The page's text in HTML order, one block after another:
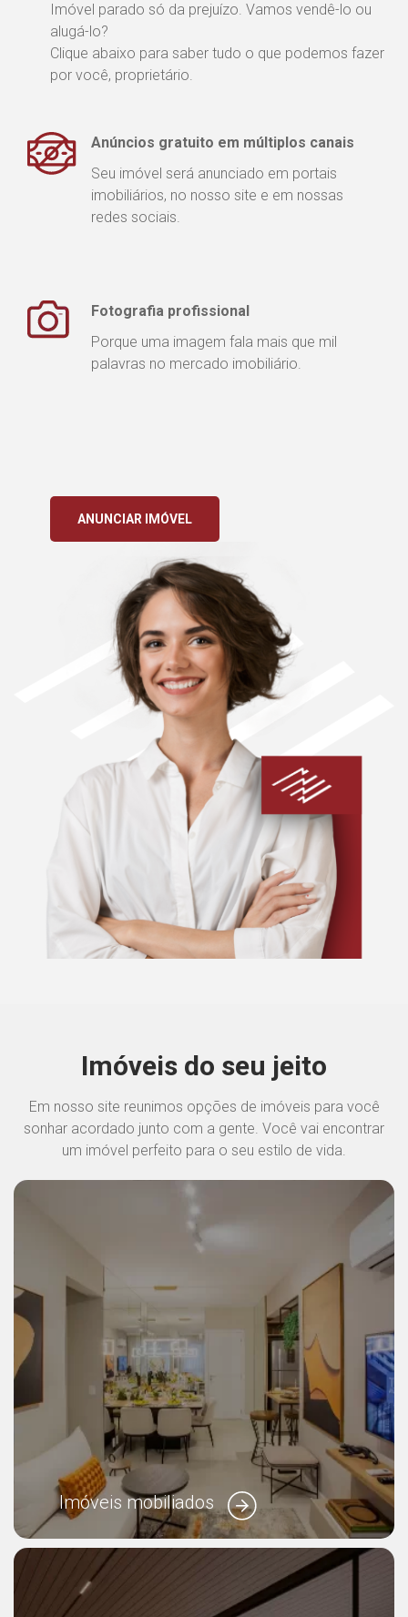
Imóvel parado só da prejuízo. Vamos vendê-lo ou
alugá-lo?
Clique abaixo para saber tudo o que podemos fazer
por você, proprietário.
Anúncios gratuito em múltiplos canais
Seu imóvel será anunciado em portais
imobiliários, no nosso site e em nossas
redes sociais.
Fotografia profissional
Porque uma imagem fala mais que mil
palavras no mercado imobiliário.
ANUNCIAR IMÓVEL
Imóveis do seu jeito
Em nosso site reunimos opções de imóveis para você
sonhar acordado junto com a gente. Você vai encontrar
um imóvel perfeito para o seu estilo de vida.
Imóveis mobiliados